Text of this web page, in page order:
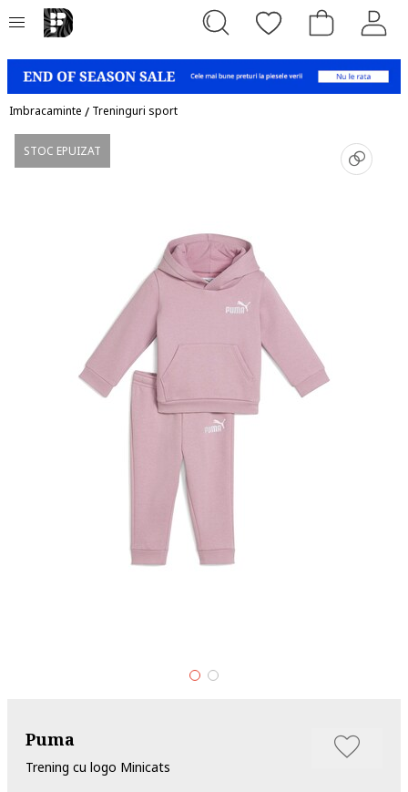
Imbracaminte / Treninguri sport
STOC EPUIZAT
Puma
Trening cu logo Minicats